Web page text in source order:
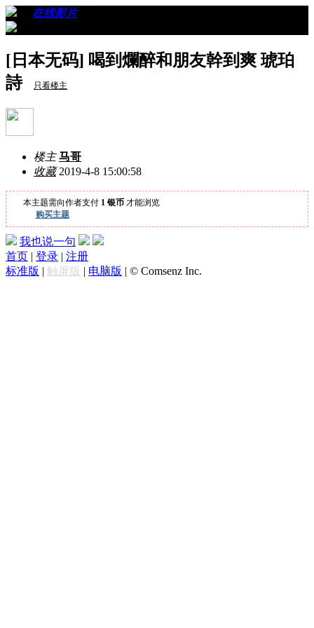
在线影片
[日本无码] 喝到爛醉和朋友幹到爽 琥珀
詩
只看楼主
楼主 马哥
收藏2019-4-8 15:00:58
本主题需向作者支付 1 银币 才能浏览
购买主题
我也说一句
首页 | 登录 | 注册
标准版 | 触屏版 | 电脑版 | © Comsenz Inc.